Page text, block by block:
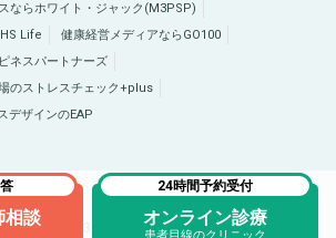
相談
24時間予約受付
オンライン診療
ならホワイト・ジャック(M3PSP)
Life
健康経営メディアならGO100
ネスパートナーズ
のストレスチェック+plus
デザインのEAP
ューライフ） 肥満症総合サイトならひまんラボ
2005-2026 M3, Inc. All Rights Reserved.